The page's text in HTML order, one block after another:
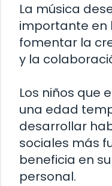
La música
importante en
fomentar la
y la
Los niños que
una edad
desarrollar
sociales más
beneficia en
personal.